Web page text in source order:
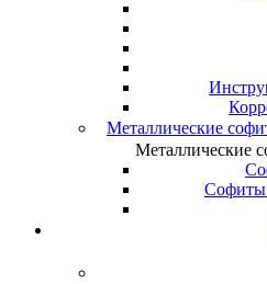
Металлические
Металлические
Софиты